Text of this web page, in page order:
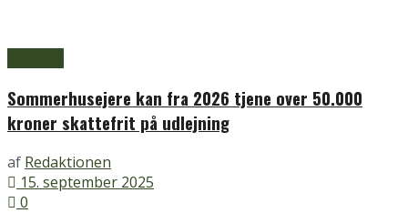
Sommerhusejere kan fra 2026 tjene over 50.000
kroner skattefrit på udlejning
af Redaktionen
15. september 2025
0